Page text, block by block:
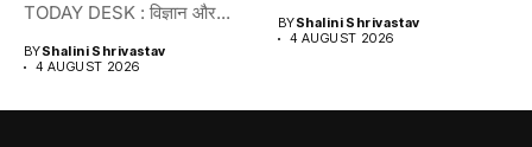
TODAY DESK : विज्ञान और...
BYShalini Shrivastav
4 AUGUST 2026
BYShalini Shrivastav
4 AUGUST 2026